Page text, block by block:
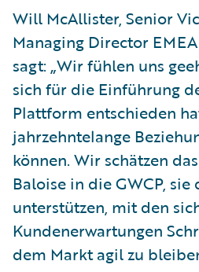
Will McAllister, Senior
Managing Director
sagt: „Wir fühlen uns
sich für die Einführung
Plattform entschieden
jahrzehntelange
können. Wir schätzen
Baloise in die GWCP, sie
unterstützen, mit den
Kundenerwartungen
dem Markt agil zu